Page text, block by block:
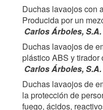
Duchas lavaojos con
Producida por un
Carlos Árboles, S.A.
Duchas lavaojos de
plástico ABS y tirador
Carlos Árboles, S.A.
Duchas lavaojos de
la protección de
fuego, ácidos,